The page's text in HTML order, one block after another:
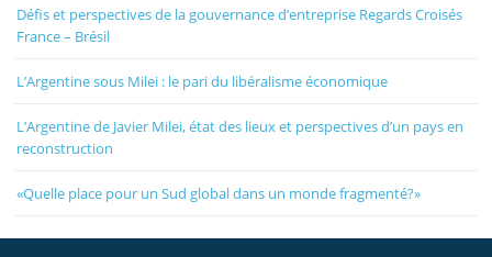
Défis et perspectives de la gouvernance d’entreprise Regards Croisés
France – Brésil
L’Argentine sous Milei : le pari du libéralisme économique
L’Argentine de Javier Milei, état des lieux et perspectives d’un pays en
reconstruction
«Quelle place pour un Sud global dans un monde fragmenté?»